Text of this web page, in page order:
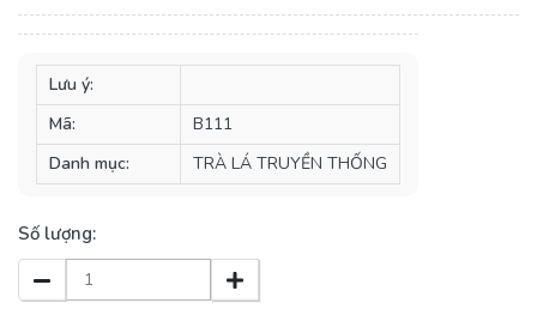
Lưu ý:
Mã:
B111
Danh mục:
TRÀ LÁ TRUYỀN THỐNG
Số lượng: